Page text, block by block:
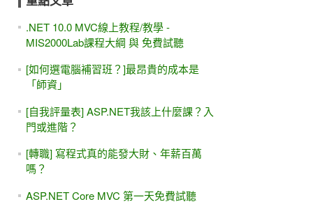
.NET 10.0 MVC線上教程/教學 -
MIS2000Lab課程大綱 與 免費試聽
[如何選電腦補習班？]最昂貴的成本是
「師資」
[自我評量表] ASP.NET我該上什麼課？入
門或進階？
[轉職] 寫程式真的能發大財、年薪百萬
嗎？
ASP.NET Core MVC 第一天免費試聽